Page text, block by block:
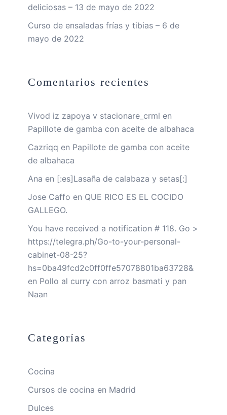
deliciosas – 13 de mayo de 2022
Curso de ensaladas frías y tibias – 6 de
mayo de 2022
Comentarios recientes
Vivod iz zapoya v stacionare_crml en
Papillote de gamba con aceite de albahaca
Cazriqq en Papillote de gamba con aceite
de albahaca
Ana en [:es]Lasaña de calabaza y setas[:]
Jose Caffo en QUE RICO ES EL COCIDO
GALLEGO.
You have received a notification # 118. Go >
https://telegra.ph/Go-to-your-personal-
cabinet-08-25?
hs=0ba49fcd2c0ff0ffe57078801ba63728&
en Pollo al curry con arroz basmati y pan
Naan
Categorías
Cocina
Cursos de cocina en Madrid
Dulces